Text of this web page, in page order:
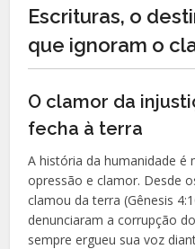
Escrituras, o
que ignoram o
O clamor da
fecha à terra
A história da humanidade é
opressão e clamor. Desde
clamou da terra (Gênesis
denunciaram a corrupção
sempre ergueu sua voz